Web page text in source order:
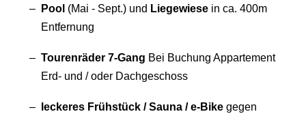
Pool (Mai - Sept.) und Liegewiese in ca. 400m
Entfernung
Tourenräder 7-Gang Bei Buchung Appartement
Erd- und / oder Dachgeschoss
leckeres Frühstück / Sauna / e-Bike gegen